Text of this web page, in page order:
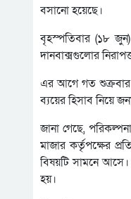
বসানো হয়েছে।
বৃহস্পতিবার (১৮ জুন)
দানবাক্সগুলোর
এর আগে গত শুক্রবার
ব্যয়ের হিসাব নিয়ে
জানা গেছে,
মাজার কর্তৃপক্ষের
বিষয়টি সামনে
হয়।